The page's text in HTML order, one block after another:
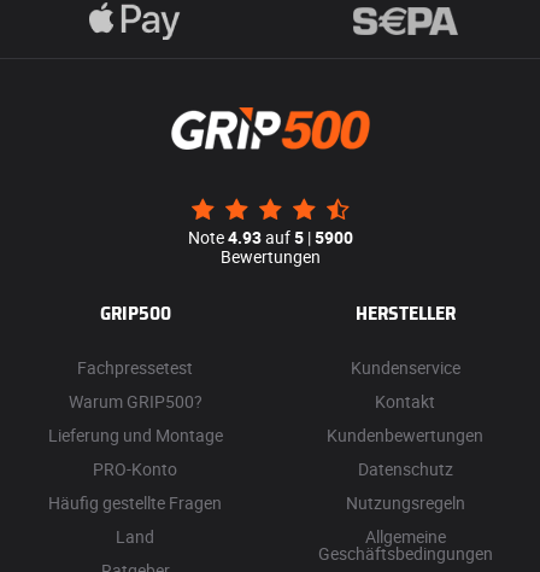
Note4.93auf5|5900
Bewertungen
GRIP500
Fachpressetest
Warum GRIP500?
Lieferung und Montage
PRO-Konto
Häufig gestellte Fragen
Land
HERSTELLER
Kundenservice
Kontakt
Kundenbewertungen
Datenschutz
Nutzungsregeln
Allgemeine
Geschäftsbedingungen